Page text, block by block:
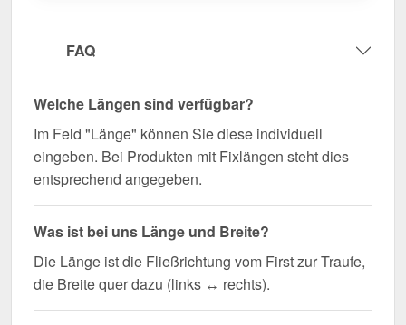
FAQ
Welche Längen sind verfügbar?
Im Feld "Länge" können Sie diese individuell
eingeben. Bei Produkten mit Fixlängen steht dies
entsprechend angegeben.
Was ist bei uns Länge und Breite?
Die Länge ist die Fließrichtung vom First zur Traufe,
die Breite quer dazu (links ↔ rechts).